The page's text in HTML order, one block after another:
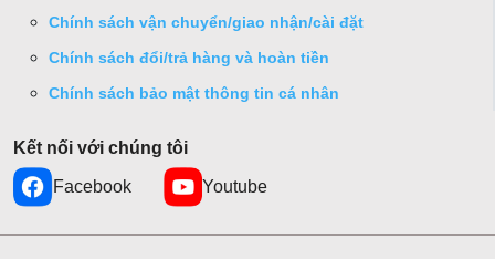
Chính sách vận chuyển/giao nhận/cài đặt
Chính sách đổi/trả hàng và hoàn tiền
Chính sách bảo mật thông tin cá nhân
Kết nối với chúng tôi
Facebook Youtube